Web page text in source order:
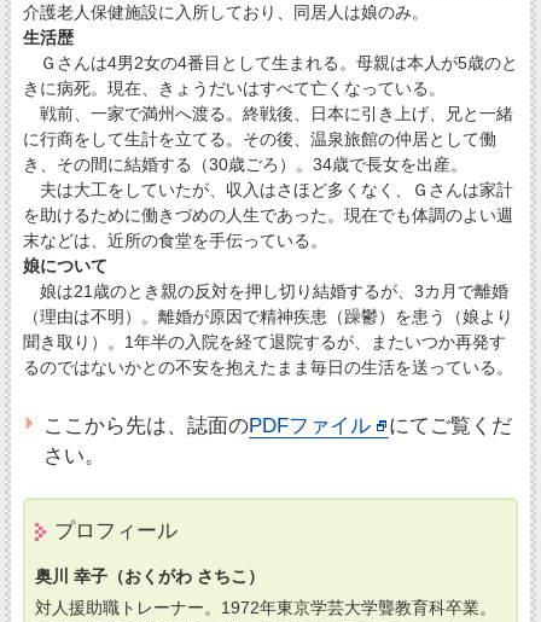
介護老人保健施設に入所しており、同居人は娘のみ。
生活歴
Ｇさんは4男2女の4番目として生まれる。母親は本人が5歳のと
きに病死。現在、きょうだいはすべて亡くなっている。
戦前、一家で満州へ渡る。終戦後、日本に引き上げ、兄と一緒
に行商をして生計を立てる。その後、温泉旅館の仲居として働
き、その間に結婚する（30歳ごろ）。34歳で長女を出産。
夫は大工をしていたが、収入はさほど多くなく、Ｇさんは家計
を助けるために働きづめの人生であった。現在でも体調のよい週
末などは、近所の食堂を手伝っている。
娘について
娘は21歳のとき親の反対を押し切り結婚するが、3カ月で離婚
（理由は不明）。離婚が原因で精神疾患（躁鬱）を患う（娘より
聞き取り）。1年半の入院を経て退院するが、またいつか再発す
るのではないかとの不安を抱えたまま毎日の生活を送っている。
ここから先は、誌面のPDFファイル
にてご覧くだ
さい。
プロフィール
奥川 幸子（おくがわ さちこ）
対人援助職トレーナー。1972年東京学芸大学聾教育科卒業。